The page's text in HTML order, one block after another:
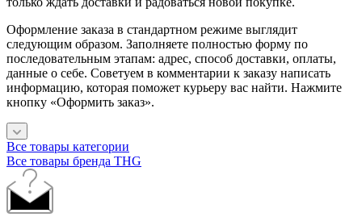
Оформление заказа в стандартном режиме выглядит
следующим образом. Заполняете полностью форму по
последовательным этапам: адрес, способ доставки, оплаты,
данные о себе. Советуем в комментарии к заказу написать
информацию, которая поможет курьеру вас найти. Нажмите
кнопку «Оформить заказ».
Все товары категории
Все товары бренда THG